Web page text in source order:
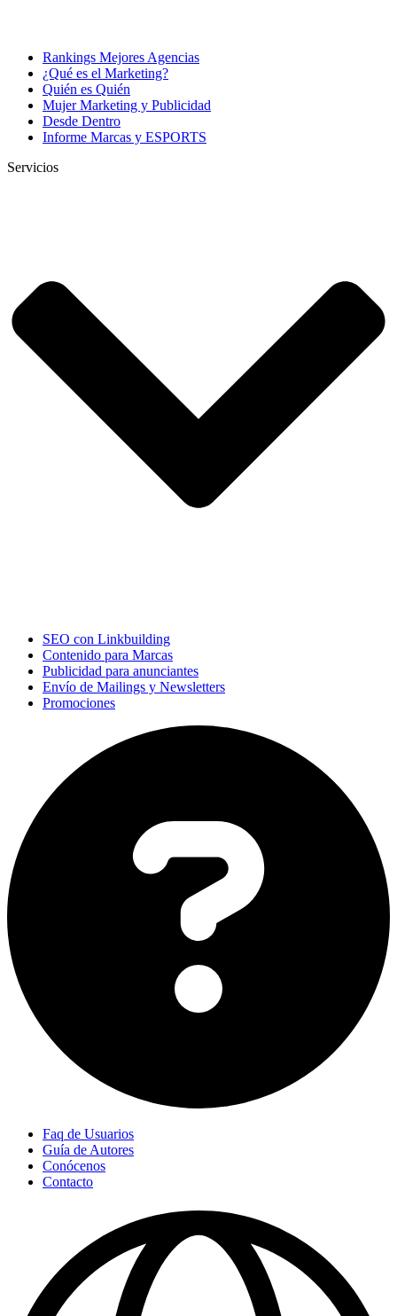
Rankings Mejores Agencias
¿Qué es el Marketing?
Quién es Quién
Mujer Marketing y Publicidad
Desde Dentro
Informe Marcas y ESPORTS
Servicios
SEO con Linkbuilding
Contenido para Marcas
Publicidad para anunciantes
Envío de Mailings y Newsletters
Promociones
Faq de Usuarios
Guía de Autores
Conócenos
Contacto